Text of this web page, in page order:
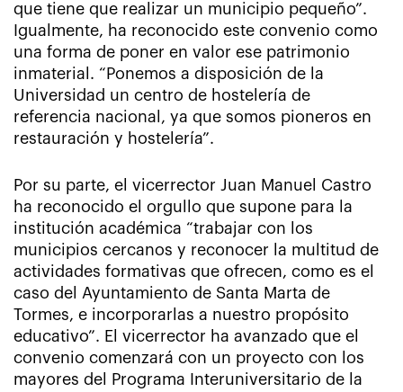
que tiene que realizar un municipio pequeño”.
Igualmente, ha reconocido este convenio como
una forma de poner en valor ese patrimonio
inmaterial. “Ponemos a disposición de la
Universidad un centro de hostelería de
referencia nacional, ya que somos pioneros en
restauración y hostelería”.
Por su parte, el vicerrector Juan Manuel Castro
ha reconocido el orgullo que supone para la
institución académica “trabajar con los
municipios cercanos y reconocer la multitud de
actividades formativas que ofrecen, como es el
caso del Ayuntamiento de Santa Marta de
Tormes, e incorporarlas a nuestro propósito
educativo”. El vicerrector ha avanzado que el
convenio comenzará con un proyecto con los
mayores del Programa Interuniversitario de la